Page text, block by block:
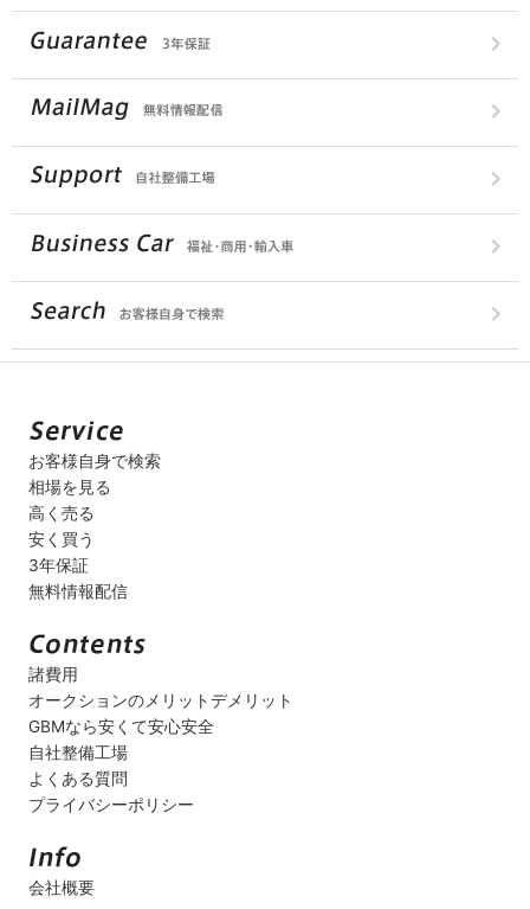
お客様自身で検索
相場を見る
高く売る
安く買う
3年保証
無料情報配信
諸費用
オークションのメリットデメリット
GBMなら安くて安心安全
自社整備工場
よくある質問
プライバシーポリシー
会社概要